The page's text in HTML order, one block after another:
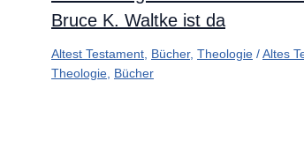
Bruce K. Waltke ist da
Altest Testament Bücher, Theologie /Altes
Theologie Bücher